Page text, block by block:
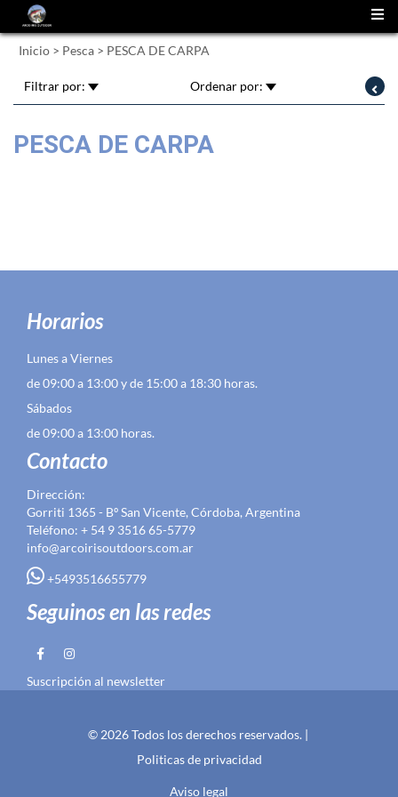
Inicio > Pesca > PESCA DE CARPA
Filtrar por: Ordenar por:
PESCA DE CARPA
Horarios
Lunes a Viernes
de 09:00 a 13:00 y de 15:00 a 18:30 horas.
Sábados
de 09:00 a 13:00 horas.
Contacto
Dirección:
Gorriti 1365 - Bº San Vicente, Córdoba, Argentina
Teléfono: + 54 9 3516 65-5779
info@arcoirisoutdoors.com.ar
+5493516655779
Seguinos en las redes
Suscripción al newsletter
© 2026 Todos los derechos reservados. |
Politicas de privacidad
Aviso legal